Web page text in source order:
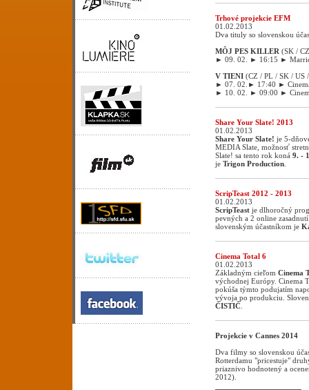
Trhové projekcie EFM
01.02.2013
Dva tituly so slovenskou
MÔJ PES KILLER (SK /
► 09. 02. ► 16:15 ►
V TIENI (CZ / PL / SK / US
► 07. 02.► 17:40 ►
► 10. 02. ► 09:00 ►
Share Your Slate! 2013
01.02.2013
Share Your Slate! je 5-
MEDIA Slate, možnosť
Slate! sa tento rok koná 9. -
je Trigon Production
ScripTeast 2012 - 2013
01.02.2013
ScripTeast je dlhoročný
pevných a 2 online
slovenským účastníkom je
Cinema Total 6
01.02.2013
Základným cieľom Cinema
východnej Európy. Cinema
pokúša týmto podujatím
vývoja po produkciu.
ČISTIČ
Projekcie v Cannes 2014
Dva filmy so slovenskou
Rotterdamu "pricestuje"
priaznivo hodnotený a
2012).